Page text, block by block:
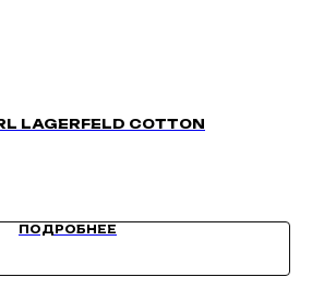
LAGERFELD COTTON
ПОДРОБНЕЕ